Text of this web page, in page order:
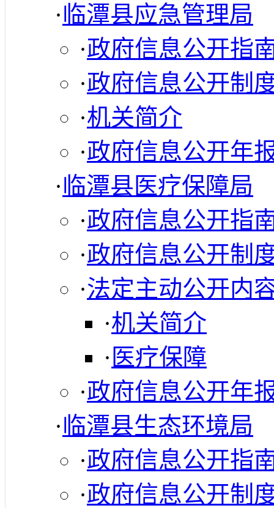
·临潭县应急管理局
·政府信息公开指
·政府信息公开制
·机关简介
·政府信息公开年
·临潭县医疗保障局
·政府信息公开指
·政府信息公开制
·法定主动公开内
·机关简介
· 医疗保障
·政府信息公开年
·临潭县生态环境局
·政府信息公开指
·政府信息公开制